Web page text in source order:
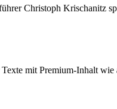
Christoph Krischanitz
mit Premium-Inhalt wie